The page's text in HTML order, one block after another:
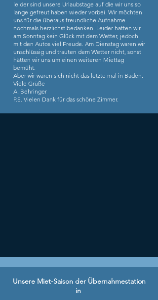
leider sind unsere Urlaubstage auf die wir uns so
lange gefreut haben wieder vorbei. Wir möchten
uns für die überaus freundliche Aufnahme
nochmals herzlichst bedanken. Leider hatten wir
am Sonntag kein Glück mit dem Wetter, jedoch
mit den Autos viel Freude. Am Dienstag waren wir
unschlüssig und trauten dem Wetter nicht, sonst
hätten wir uns um einen weiteren Miettag
bemüht.
Aber wir waren sich nicht das letzte mal in Baden.
Viele Grüße
A. Behringer
P.S. Vielen Dank für das schöne Zimmer.
Unsere Miet-Saison der Übernahmestation
in